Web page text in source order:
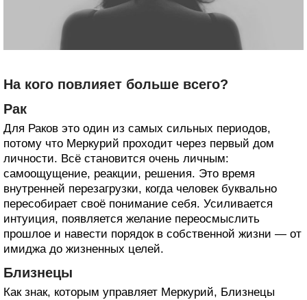
На кого повлияет больше всего?
Рак
Для Раков это один из самых сильных периодов,
потому что Меркурий проходит через первый дом
личности. Всё становится очень личным:
самоощущение, реакции, решения. Это время
внутренней перезагрузки, когда человек буквально
пересобирает своё понимание себя. Усиливается
интуиция, появляется желание переосмыслить
прошлое и навести порядок в собственной жизни — от
имиджа до жизненных целей.
Близнецы
Как знак, которым управляет Меркурий, Близнецы